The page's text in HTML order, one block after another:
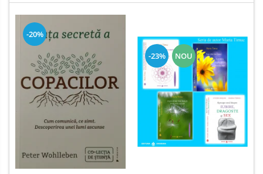
-20%
-23% NOU